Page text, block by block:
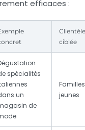
efficaces :
Clientèle
ciblée
spécialités
un
de
jeunes